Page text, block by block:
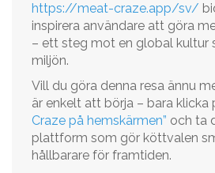
https://meat-craze.app/sv/
inspirera användare att göra
– ett steg mot en global kultur
miljön.
Vill du göra denna resa ännu
är enkelt att börja – bara klicka
Craze på hemskärmen” och ta
plattform som gör köttvalen
hållbarare för framtiden.